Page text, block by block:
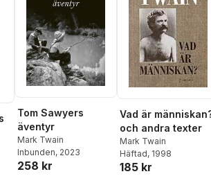
antal röster:
Tom Sawyers
äventyr
Mark Twain
Inbunden, 2023
258 kr
Vad är
och andra texter
Mark Twain
Häftad, 1998
185 kr